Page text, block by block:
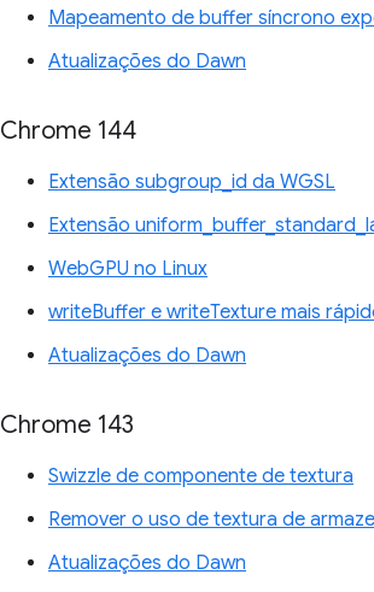
Mapeamento de buffer síncrono
Atualizações do Dawn
Chrome 144
Extensão subgroup_id da WGSL
Extensão
WebGPU no Linux
writeBuffer e writeTexture mais
Atualizações do Dawn
Chrome 143
Swizzle de componente de textura
Remover o uso de textura de
Atualizações do Dawn